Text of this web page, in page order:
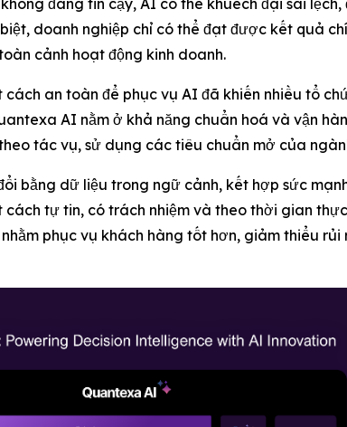
đáng tin cậy, AI có thể khuếch đại sai
doanh nghiệp chỉ có thể đạt được kết quả
cảnh hoạt động kinh doanh.
an toàn để phục vụ AI đã khiến nhiều tổ
AI nằm ở khả năng chuẩn hoá và vận
tác vụ, sử dụng các tiêu chuẩn mở của
bằng dữ liệu trong ngữ cảnh, kết hợp sức
cách tự tin, có trách nhiệm và theo thời gian
phục vụ khách hàng tốt hơn, giảm thiểu rủi